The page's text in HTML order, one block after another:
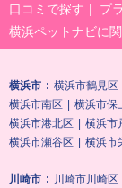
口コミで探す
プ
横浜ペットナビに
横浜市 横浜市鶴見区
横浜市南区
横浜市保
横浜市港北区
横浜市
横浜市瀬谷区
横浜市
川崎市 川崎市川崎区